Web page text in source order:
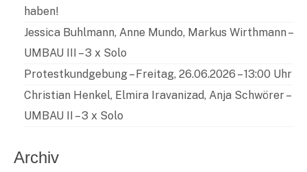
haben!
Jessica Buhlmann, Anne Mundo, Markus Wirthmann –
UMBAU III – 3 x Solo
Protestkundgebung – Freitag, 26.06.2026 – 13:00 Uhr
Christian Henkel, Elmira Iravanizad, Anja Schwörer –
UMBAU II – 3 x Solo
Archiv